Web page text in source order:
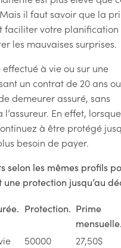
il faut savoir que la
faciliter votre planification
les mauvaises surprises.
à vie ou sur une
un contrat de 20 ans ou
demeurer assuré, sans
En effet,
à être protégé
besoin de payer.
selon les mêmes profils
protection jusqu’au
Protection. Prime
50000
27,50$